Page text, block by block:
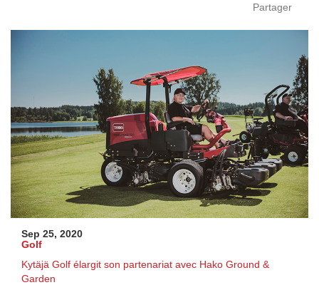
Partager
Sep 25, 2020
Golf
Kytäjä Golf élargit son partenariat avec Hako Ground &
Garden